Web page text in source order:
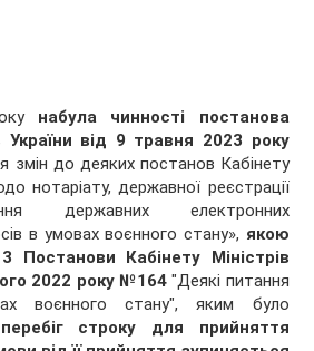
набула чинності постанова
України від 9 травня 2023 року
змін до деяких постанов Кабінету
нотаріату, державної реєстрації
державних електронних
в умовах воєнного стану», якою
Постанови Кабінету Міністрів
2022 року №164"Деякі питання
воєнного стану", яким було
строку для прийняття